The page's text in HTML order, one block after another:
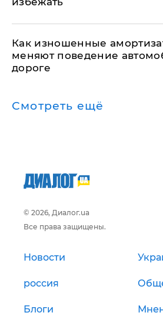
Как изношенные
меняют поведение
дороге
Смотреть ещё
© 2026, Диалог.ua
Все права защищены.
Новости
россия
Блоги